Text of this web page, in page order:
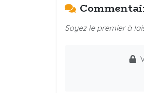
Soyez le premier à